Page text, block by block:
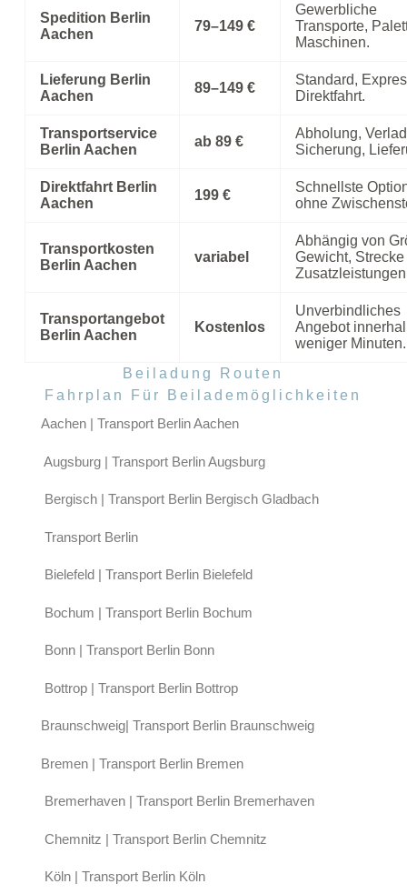
Spedition Berlin
Aachen
79–149 €
Gewerbliche
Transporte,
Maschinen.
Lieferung Berlin
Aachen
89–149 €
Standard,
Direktfahrt.
Transportservice
Berlin Aachen
ab 89 €
Abholung,
Sicherung,
Direktfahrt Berlin
Aachen
199 €
Schnellste
ohne
Transportkosten
Berlin Aachen
variabel
Abhängig von
Gewicht, Strecke
Transportangebot
Berlin Aachen
Kostenlos
Unverbindliches
Angebot
weniger Minuten.
Beiladung Routen
Fahrplan Für Beilademöglichkeiten
Aachen | Transport Berlin Aachen
Augsburg | Transport Berlin Augsburg
Bergisch | Transport Berlin Bergisch Gladbach
Transport Berlin
Bielefeld | Transport Berlin Bielefeld
Bochum | Transport Berlin Bochum
Bonn | Transport Berlin Bonn
Bottrop | Transport Berlin Bottrop
Braunschweig| Transport Berlin Braunschweig
Bremen | Transport Berlin Bremen
Bremerhaven | Transport Berlin Bremerhaven
Chemnitz | Transport Berlin Chemnitz
Köln | Transport Berlin Köln